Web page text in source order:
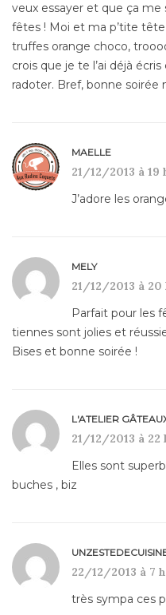
veux essayer et que ça
fêtes ! Moi et ma p’tite
truffes orange choco,
crois que je te l’ai déjà
radoter. Bref, bonne soirée
MAELLE
21/12/2013 à 19
J’adore les
MELY
21/12/2013 à
Parfait pour les
tiennes sont jolies et
Bises et bonne soirée !
L'ATELIER
21/12/2013 à
Elles sont
buches , biz
22/12/2013 à 7
très sympa ces